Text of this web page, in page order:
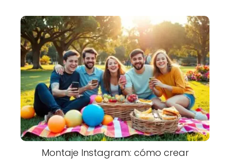
Montaje Instagram: cómo crear